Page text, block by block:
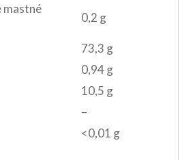
mastné
0,2 g
73,3 g
0,94 g
10,5 g
–
<0,01 g